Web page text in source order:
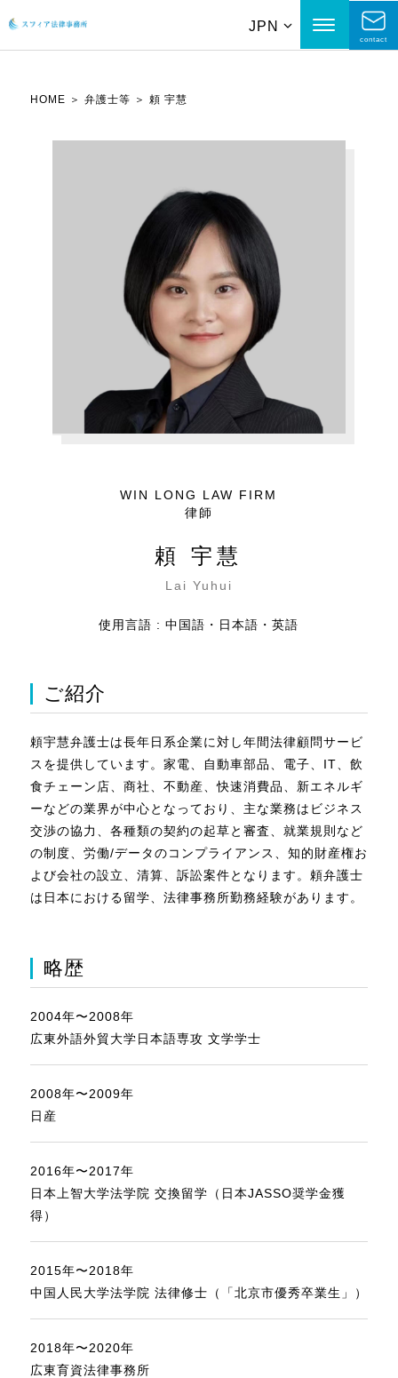
JPN
contact
HOME ＞ 弁護士等 ＞ 頼 宇慧
WIN LONG LAW FIRM
律師
頼 宇慧
Lai Yuhui
使用言語 : 中国語・日本語・英語
ご紹介
頼宇慧弁護士は長年日系企業に対し年間法律顧問サービ
スを提供しています。家電、自動車部品、電子、IT、飲
食チェーン店、商社、不動産、快速消費品、新エネルギ
ーなどの業界が中心となっており、主な業務はビジネス
交渉の協力、各種類の契約の起草と審査、就業規則など
の制度、労働/データのコンプライアンス、知的財産権お
よび会社の設立、清算、訴訟案件となります。頼弁護士
は日本における留学、法律事務所勤務経験があります。
略歴
2004年〜2008年
広東外語外貿大学日本語専攻 文学学士
2008年〜2009年
日産
2016年〜2017年
日本上智大学法学院 交換留学（日本JASSO奨学金獲
得）
2015年〜2018年
中国人民大学法学院 法律修士（「北京市優秀卒業生」）
2018年〜2020年
広東育資法律事務所